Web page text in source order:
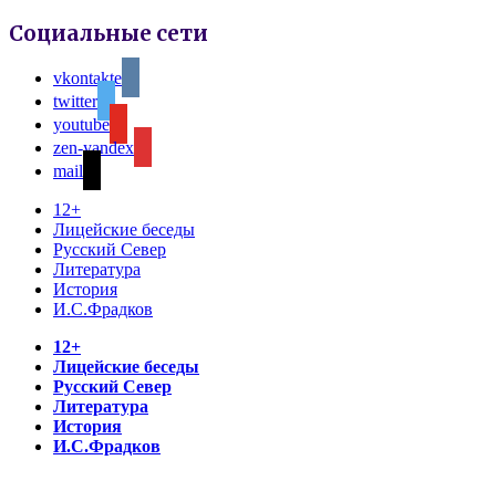
Социальные сети
vkontakte
twitter
youtube
zen-yandex
mail
12+
Лицейские беседы
Русский Север
Литература
История
И.С.Фрадков
12+
Лицейские беседы
Русский Север
Литература
История
И.С.Фрадков